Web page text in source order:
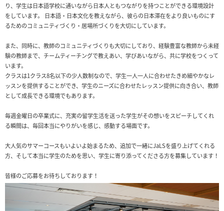
り、学生は日本語学校に通いながら日本人ともつながりを持つことができる環境設計
をしています。 日本語・日本文化を教えながら、彼らの日本滞在をより良いものにす
るためのコミュニティづくり・居場所づくりを大切にしています。
また、同時に、教師のコミュニティづくりも大切にしており、経験豊富な教師から未経
験の教師まで、チームティーチングで教えあい、学びあいながら、共に学校をつくって
います。
クラスは1クラス8名以下の少人数制なので、学生一人一人に合わせたきめ細やかなレ
ッスンを提供することができ、学生のニーズに合わせたレッスン提供に向き合い、教師
として成長できる環境でもあります。
毎週金曜日の卒業式に、充実の留学生活を送った学生がその想いをスピーチしてくれ
る瞬間は、毎回本当にやりがいを感じ、感動する場面です。
大人気のサマーコースもいよいよ始まるため、追加で一緒にJaLSを盛り上げてくれる
方、そして本当に学生のためを思い、学生に寄り添ってくださる方を募集しています！
皆様のご応募をお待ちしております！